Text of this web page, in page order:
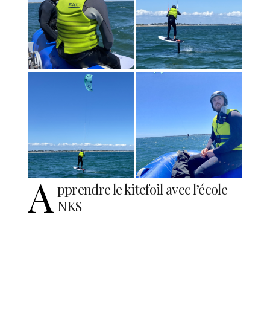
A pprendre le kitefoil avec l’école
NKS